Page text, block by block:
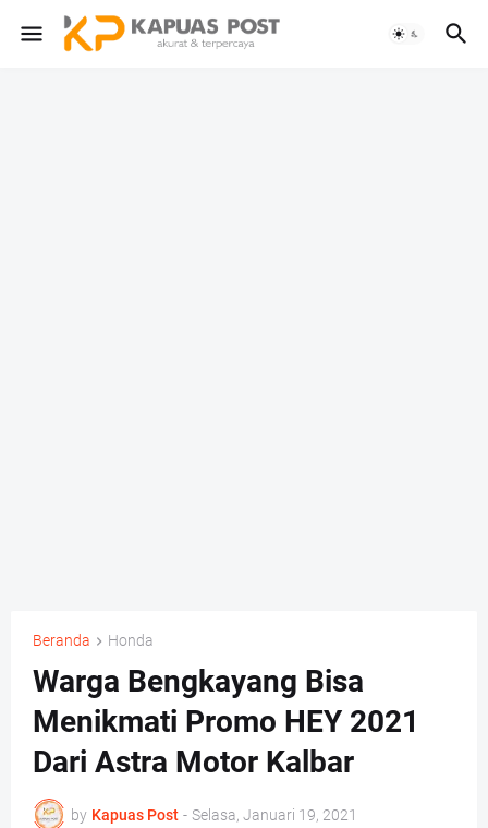
Beranda Honda
Warga Bengkayang Bisa
Menikmati Promo HEY 2021
Dari Astra Motor Kalbar
by Kapuas Post - Selasa, Januari 19, 2021